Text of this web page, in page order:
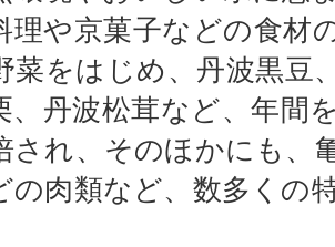
理や京菓子などの食材
菜をはじめ、丹波黒豆
、丹波松茸など、年間
され、そのほかにも、
の肉類など、数多くの